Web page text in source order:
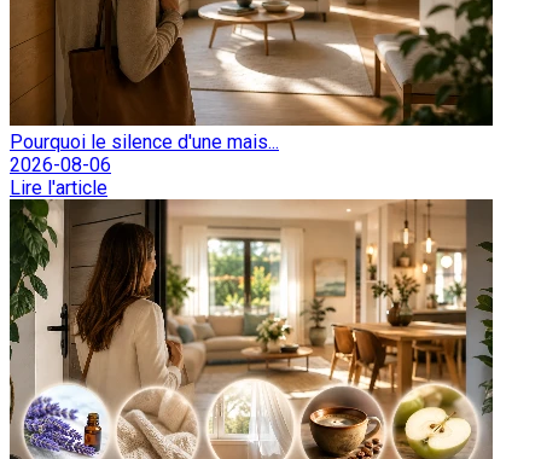
Pourquoi le silence d'une mais...
2026-08-06
Lire l'article